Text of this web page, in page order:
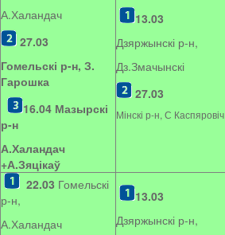
А.Халандач
27.03
Гомельскі р-н, З.
Гарошка
16.04 Мазырскі
р-н
А.Халандач
+А.Зяцікаў
13.03
Дзяржынскі р-н,
Дз.Змачынскі
27.03
Мінскі р-н, С Каспяровіч
22.03 Гомельскі
р-н,
А.Халандач
13.03
Дзяржынскі р-н,